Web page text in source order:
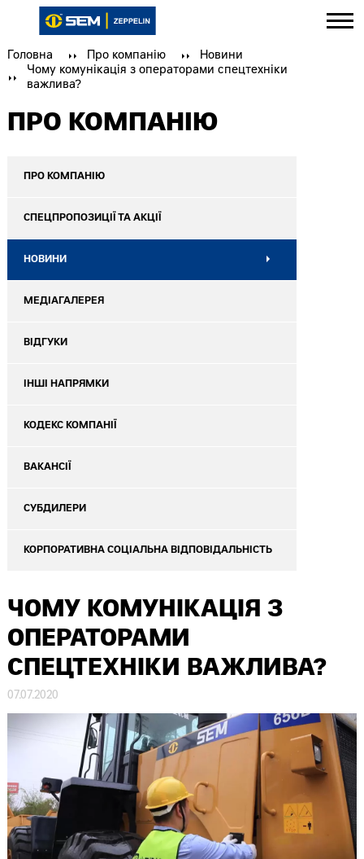
Головна Про компанію
Новини
Чому комунікація з операторами спецтехніки
важлива?
ПРО КОМПАНІЮ
ПРО КОМПАНІЮ
СПЕЦПРОПОЗИЦІЇ ТА АКЦІЇ
НОВИНИ
МЕДІАГАЛЕРЕЯ
ВІДГУКИ
ІНШІ НАПРЯМКИ
КОДЕКС КОМПАНІЇ
ВАКАНСІЇ
СУБДИЛЕРИ
КОРПОРАТИВНА СОЦІАЛЬНА ВІДПОВІДАЛЬНІСТЬ
ЧОМУ КОМУНІКАЦІЯ З
ОПЕРАТОРАМИ
СПЕЦТЕХНІКИ ВАЖЛИВА?
07.07.2020